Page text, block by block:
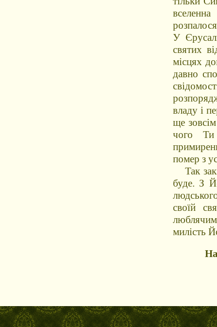
У
святих
місцях
давно
владу і
ще
чого
помер з
Так
буде. З
своїй
милість